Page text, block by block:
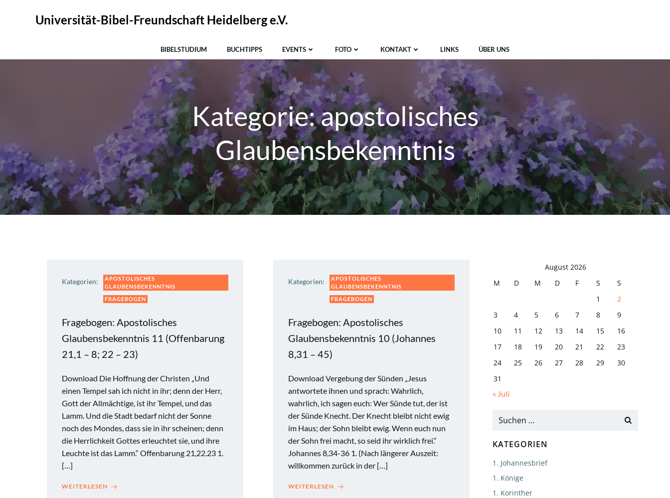
Universität-Bibel-Freundschaft Heidelberg e.V.
BIBELSTUDIUM BUCHTIPPS EVENTS FOTO KONTAKT LINKS ÜBER UNS
Kategorie:apostolisches
Glaubensbekenntnis
Kategorien:
APOSTOLISCHES
GLAUBENSBEKENNTNIS
FRAGEBOGEN
Fragebogen: Apostolisches
Glaubensbekenntnis 11 (Offenbarung
21,1 – 8; 22 – 23)
Download Die Hoffnung der Christen „Und
einen Tempel sah ich nicht in ihr; denn der Herr,
Gott der Allmächtige, ist ihr Tempel, und das
Lamm. Und die Stadt bedarf nicht der Sonne
noch des Mondes, dass sie in ihr scheinen; denn
die Herrlichkeit Gottes erleuchtet sie, und ihre
Leuchte ist das Lamm.“ Offenbarung 21,22.23 1.
[…]
WEITERLESEN
Kategorien:
APOSTOLISCHES
GLAUBENSBEKENNTNIS
FRAGEBOGEN
Fragebogen: Apostolisches
Glaubensbekenntnis 10 (Johannes
8,31 – 45)
Download Vergebung der Sünden „Jesus
antwortete ihnen und sprach: Wahrlich,
wahrlich, ich sagen euch: Wer Sünde tut, der ist
der Sünde Knecht. Der Knecht bleibt nicht ewig
im Haus; der Sohn bleibt ewig. Wenn euch nun
der Sohn frei macht, so seid ihr wirklich frei.“
Johannes 8,34-36 1. (Nach längerer Auszeit:
willkommen zurück in der […]
WEITERLESEN
August 2026
M
D M D F S
S
1
2
3 4 5 6 7 8
9
10
11 12 13 14 15
16
17
18 19 20 21 22
23
24
25 26 27 28 29
30
31
« Juli
KATEGORIEN
1. Johannesbrief
1. Könige
1. Korinther